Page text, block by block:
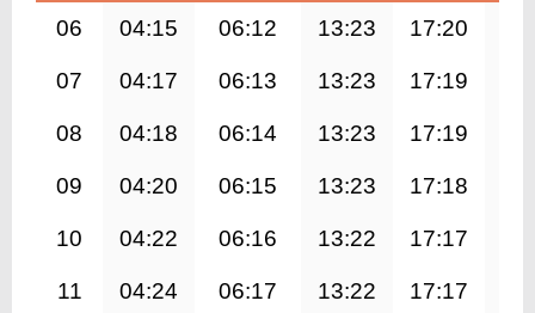
06 04:15 06:12 13:23 17:20
07 04:17 06:13 13:23 17:19
08 04:18 06:14 13:23 17:19
09 04:20 06:15 13:23 17:18
10 04:22 06:16 13:22 17:17
11 04:24 06:17 13:22 17:17